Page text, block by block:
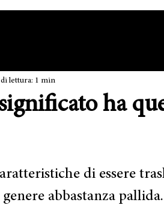
ha
lettura: 1 min
di essere
abbastanza pallida.